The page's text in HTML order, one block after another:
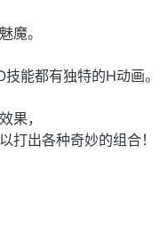
魔。
能都有独特的H动画。
果，
打出各种奇妙的组合！